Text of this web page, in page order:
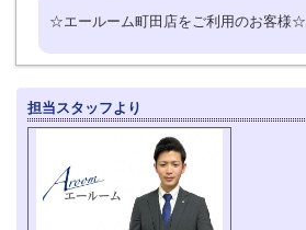
☆エールーム町田店をご利用のお客様☆
担当スタッフより